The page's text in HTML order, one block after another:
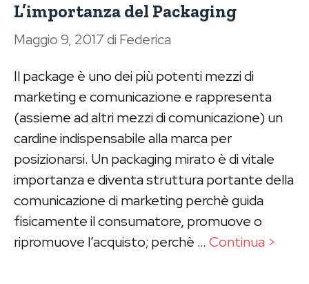
L’importanza del Packaging
Maggio 9, 2017di Federica
Il package è uno dei più potenti mezzi di
marketing e comunicazione e rappresenta
(assieme ad altri mezzi di comunicazione) un
cardine indispensabile alla marca per
posizionarsi. Un packaging mirato è di vitale
importanza e diventa struttura portante della
comunicazione di marketing perchè guida
fisicamente il consumatore, promuove o
ripromuove l’acquisto; perchè … Continua >